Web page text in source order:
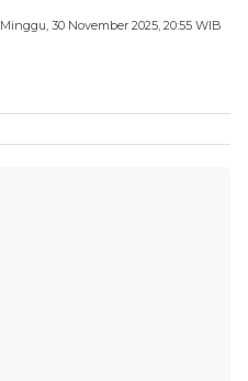
Minggu, 30 November 2025, 20:55 WIB